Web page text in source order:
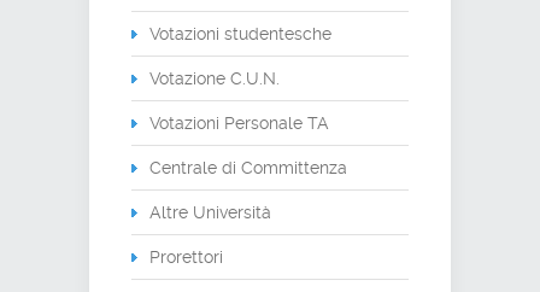
Votazioni studentesche
Votazione C.U.N.
Votazioni Personale TA
Centrale di Committenza
Altre Università
Prorettori